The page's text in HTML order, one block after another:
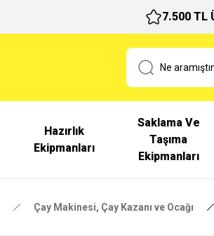
7.500 TL
Hazırlık
Ekipmanları
Saklama Ve
Taşıma
Ekipmanları
Çay Makinesi, Çay Kazanı ve Ocağı